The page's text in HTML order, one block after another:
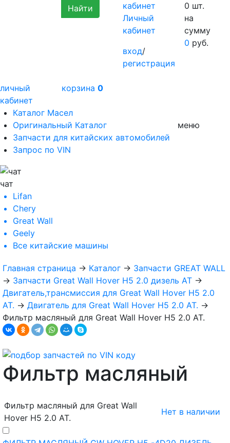
Личный
кабинет
вход/
регистрация
0 шт.
на
сумму
0 руб.
личный
кабинет
корзина 0
Каталог Масел
Оригинальный Каталог
Запчасти для китайских автомобилей
Запрос по VIN
меню
чат
Lifan
Chery
Great Wall
Geely
Все китайские машины
Главная страница → Каталог → Запчасти GREAT WALL
→ Запчасти Great Wall Hover H5 2.0 дизель АТ →
Двигатель,трансмиссия для Great Wall Hover H5 2.0
AT. → Двигатель для Great Wall Hover H5 2.0 AT. →
Фильтр масляный для Great Wall Hover H5 2.0 AT.
Фильтр масляный
Фильтр масляный для Great Wall
Hover H5 2.0 AT.
Нет в наличии